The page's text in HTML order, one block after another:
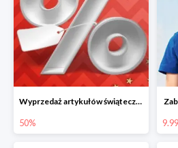
Wyprzedaż artykułów świątecznych w Lidlu Online
50%